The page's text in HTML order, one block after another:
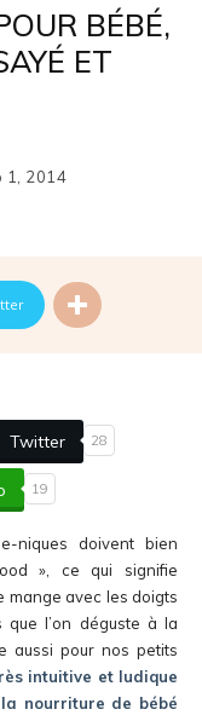
BÉBÉ,
ET
1, 2014
Twitter 28
19
niques doivent bien
», ce qui signifie
mange avec les doigts
que l’on déguste à la
aussi pour nos petits
intuitive et ludique
nourriture de bébé